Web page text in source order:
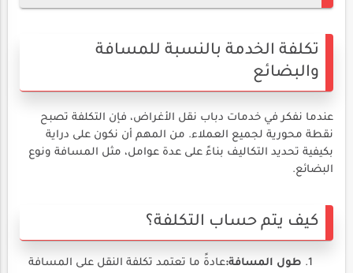
تكلفة الخدمة بالنسبة للمسافة
والبضائع
عندما نفكر في خدمات دباب نقل الأغراض، فإن التكلفة تصبح
نقطة محورية لجميع العملاء. من المهم أن نكون على دراية
بكيفية تحديد التكاليف بناءً على عدة عوامل، مثل المسافة ونوع
البضائع.
كيف يتم حساب التكلفة؟
طول المسافة:عادةً ما تعتمد تكلفة النقل على المسافة